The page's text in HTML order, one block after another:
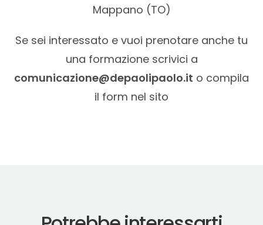
Mappano (TO)
Se sei interessato e vuoi prenotare anche tu
una formazione scrivici a
comunicazione@depaolipaolo.it o compila
il form nel sito